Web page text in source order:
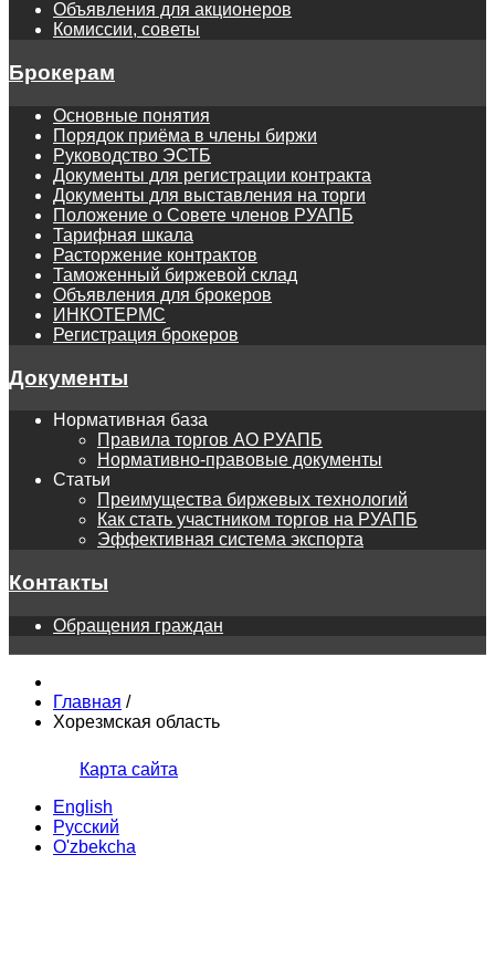
Объявления для акционеров
Комиссии, советы
Брокерам
Основные понятия
Порядок приёма в члены биржи
Руководство ЭСТБ
Документы для регистрации контракта
Документы для выставления на торги
Положение о Совете членов РУАПБ
Тарифная шкала
Расторжение контрактов
Таможенный биржевой склад
Объявления для брокеров
ИНКОТЕРМС
Регистрация брокеров
Документы
Нормативная база
Правила торгов АО РУАПБ
Нормативно-правовые документы
Статьи
Преимущества биржевых технологий
Как стать участником торгов на РУАПБ
Эффективная система экспорта
Контакты
Обращения граждан
Главная /
Хорезмская область
Карта сайта
English
Русский
O'zbekcha